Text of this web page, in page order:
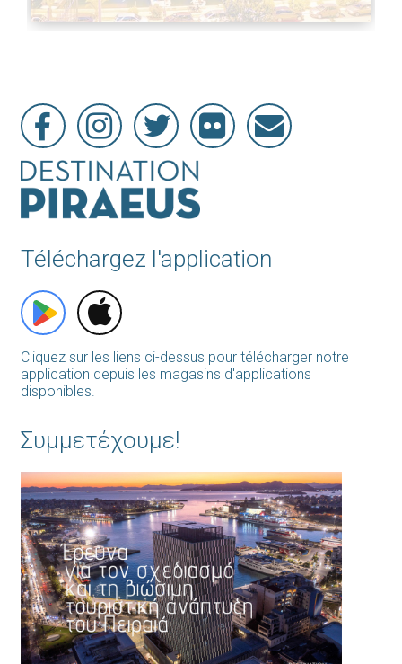
Téléchargez l'application
Cliquez sur les liens ci-dessus pour télécharger notre
application depuis les magasins d'applications
disponibles.
Συμμετέχουμε!